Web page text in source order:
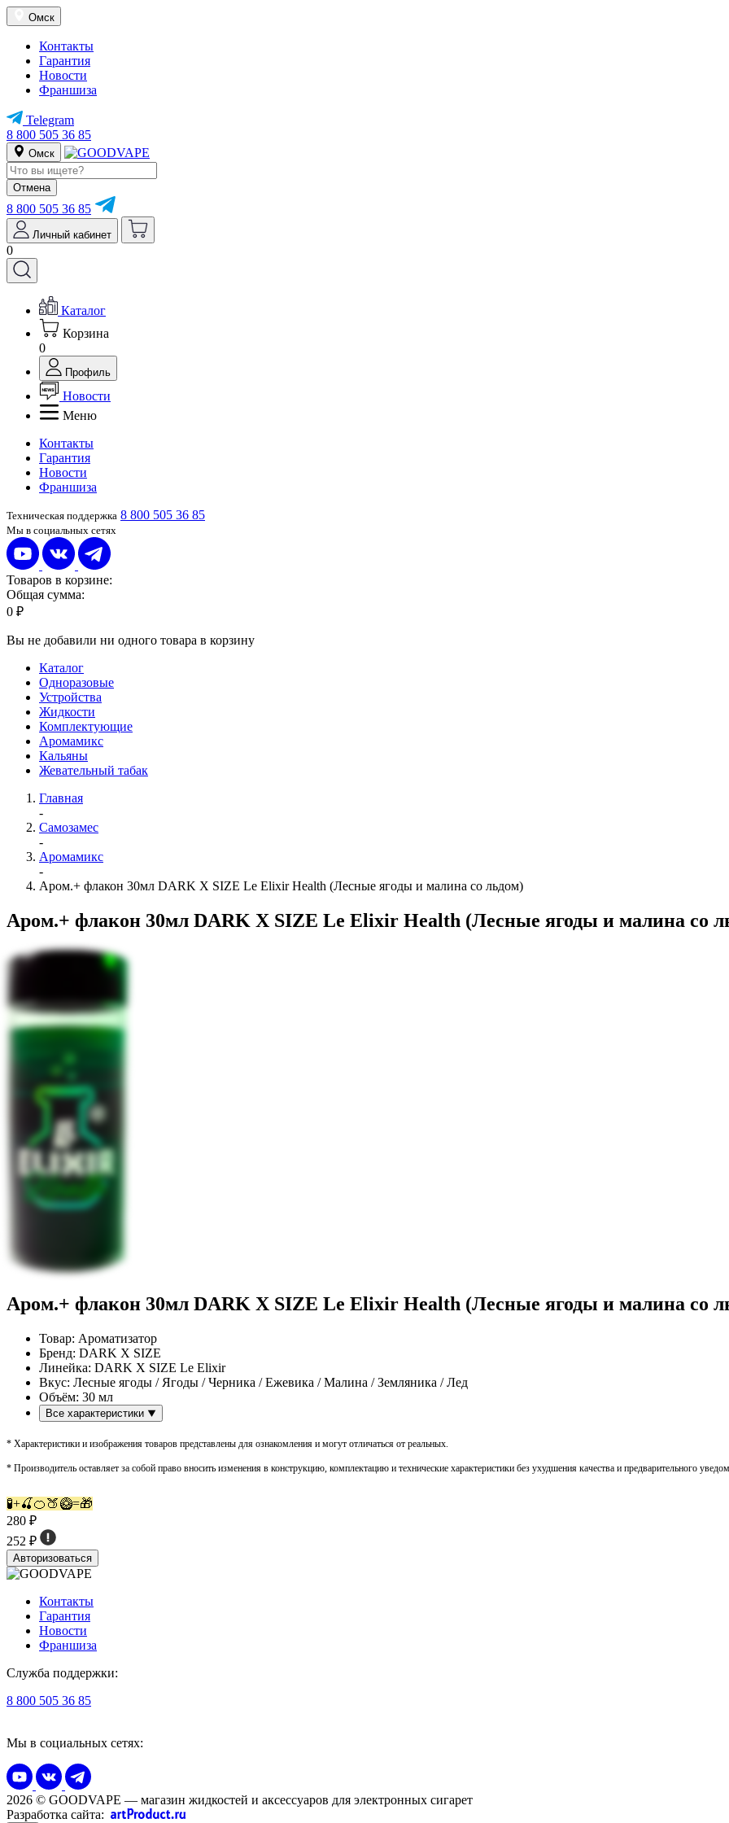
Омск
Контакты
Гарантия
Новости
Франшиза
Telegram
8 800 505 36 85
Омск
Отмена
8 800 505 36 85
Личный кабинет
0
Каталог
Корзина
0
Профиль
Новости
Меню
Контакты
Гарантия
Новости
Франшиза
Техническая поддержка 8 800 505 36 85
Мы в социальных сетях
Товаров в корзине:
Общая сумма:
0 ₽
Вы не добавили ни одного товара в корзину
Каталог
Одноразовые
Устройства
Жидкости
Комплектующие
Аромамикс
Кальяны
Жевательный табак
Главная
-
Самозамес
-
Аромамикс
-
Аром.+ флакон 30мл DARK X SIZE Le Elixir Health (Лесные ягоды и малина со льдом)
Аром.+ флакон 30мл DARK X SIZE Le Elixir Health (Лесные ягоды и малина со
Аром.+ флакон 30мл DARK X SIZE Le Elixir Health (Лесные ягоды и малина со
Товар: Ароматизатор
Бренд: DARK X SIZE
Линейка: DARK X SIZE Le Elixir
Вкус: Лесные ягоды / Ягоды / Черника / Ежевика / Малина / Земляника / Лед
Объём: 30 мл
Все характеристики
* Характеристики и изображения товаров представлены для ознакомления и могут отличаться от реальных.
* Производитель оставляет за собой право вносить изменения в конструкцию, комплектацию и технические характеристики без ухудшения качества и предварительного
🧪+🍒🍊🍑🥝=🎁
280 ₽
252 ₽
Авторизоваться
Контакты
Гарантия
Новости
Франшиза
Служба поддержки:
8 800 505 36 85
Мы в социальных сетях:
2026 © GOODVAPE — магазин жидкостей и аксессуаров для электронных сигарет
Разработка сайта: